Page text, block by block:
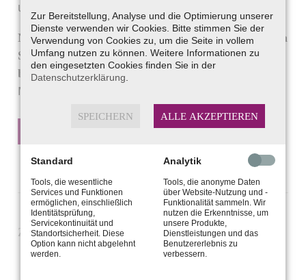
und das ganze Team
Nutzen Sie unsere Aktionsangebote und profitieren
Sie von vielfältigen Preisvorteilen und unseren
besonderen Services.
Mehr erfahren Sie in unserem Flyer:
JUBILÄUMS-FLYER (PDF)
Zurück | Alle Artikel
Zur Bereitstellung, Analyse und die Optimierung unserer
Dienste verwenden wir Cookies. Bitte stimmen Sie der
Verwendung von Cookies zu, um die Seite in vollem
Umfang nutzen zu können. Weitere Informationen zu
den eingesetzten Cookies finden Sie in der
Datenschutzerklärung
SPEICHERN ALLE AKZEPTIEREN
Standard
Tools, die wesentliche
Services und Funktionen
ermöglichen, einschließlich
Identitätsprüfung,
Servicekontinuität und
Standortsicherheit. Diese
Option kann nicht abgelehnt
werden.
Analytik
Tools, die anonyme Daten
über Website-Nutzung und -
Funktionalität sammeln. Wir
nutzen die Erkenntnisse, um
unsere Produkte,
Dienstleistungen und das
Benutzererlebnis zu
verbessern.